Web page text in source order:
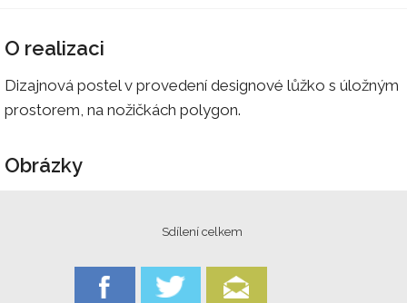
O realizaci
Dizajnová postel v provedení designové lůžko s úložným
prostorem, na nožičkách polygon.
Obrázky
Sdílení celkem